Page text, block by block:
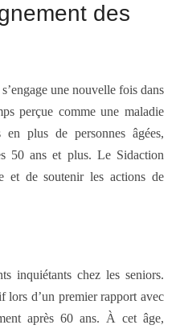
des
une nouvelle fois dans
perçue comme une maladie
plus de personnes âgées,
50 ans et plus. Le Sidaction
et de soutenir les actions de
inquiétants chez les seniors.
lors d’un premier rapport avec
après 60 ans. À cet âge,